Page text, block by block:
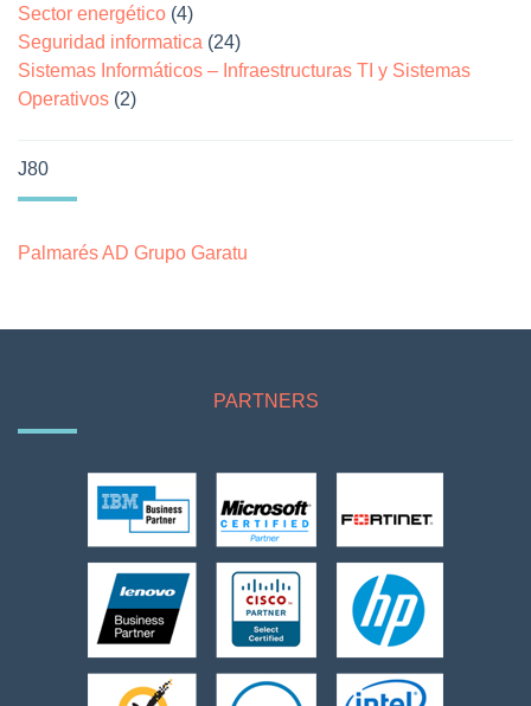
Sector energético (4)
Seguridad informatica (24)
Sistemas Informáticos – Infraestructuras TI y Sistemas
Operativos (2)
J80
Palmarés AD Grupo Garatu
PARTNERS